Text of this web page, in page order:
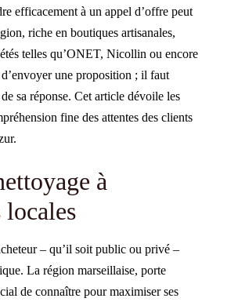
efficacement à un appel d’offre peut
riche en boutiques artisanales,
telles qu’ONET, Nicollin ou encore
une proposition ; il faut
sa réponse. Cet article dévoile les
fine des attentes des clients
à
– qu’il soit public ou privé –
La région marseillaise, porte
de connaître pour maximiser ses